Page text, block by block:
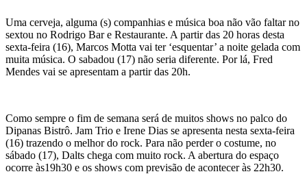
Uma cerveja, alguma (s) companhias e música boa não vão faltar no
sextou no Rodrigo Bar e Restaurante. A partir das 20 horas desta
sexta-feira (16), Marcos Motta vai ter ‘esquentar’ a noite gelada com
muita música. O sabadou (17) não seria diferente. Por lá, Fred
Mendes vai se apresentam a partir das 20h.
Como sempre o fim de semana será de muitos shows no palco do
Dipanas Bistrô. Jam Trio e Irene Dias se apresenta nesta sexta-feira
(16) trazendo o melhor do rock. Para não perder o costume, no
sábado (17), Dalts chega com muito rock. A abertura do espaço
ocorre às19h30 e os shows com previsão de acontecer às 22h30.